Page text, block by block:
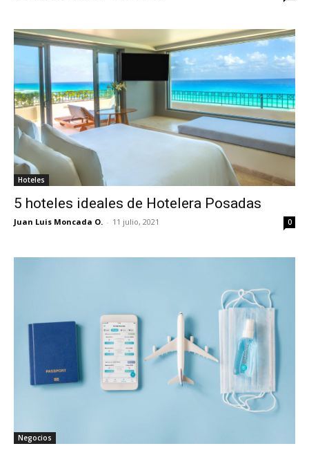
Hoteles
5 hoteles ideales de Hotelera Posadas
Juan Luis Moncada O. - 11 julio, 2021 0
Negocios